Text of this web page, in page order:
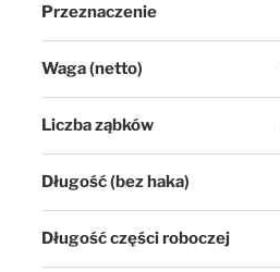
Przeznaczenie
Waga (netto)
Liczba ząbków
Długość (bez haka)
Długość części roboczej